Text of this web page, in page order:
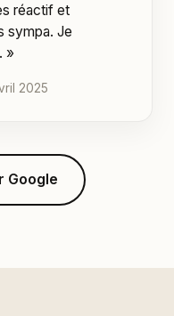
réactif et
sympa. Je
»
2025
Google